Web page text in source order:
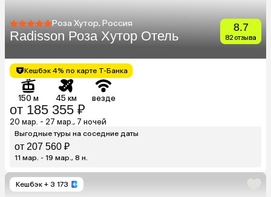
Роза Хутор, Россия
Radisson Роза Хутор Отель
8.7
82 отзыва
Кешбэк 4% по карте Т-Банка
150 м 45 км везде
от 185 355 ₽
20 мар. - 27 мар., 7 ночей
Выгодные туры на соседние даты
от 207 560 ₽
11 мар. - 19 мар., 8 н.
Кешбэк + 3 173